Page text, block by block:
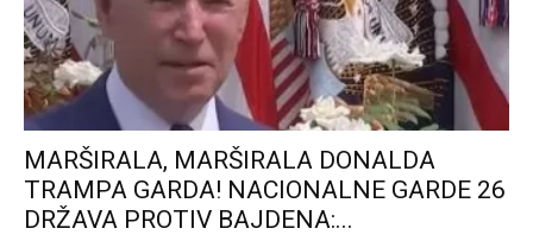
MARŠIRALA, MARŠIRALA DONALDA
TRAMPA GARDA! NACIONALNE GARDE 26
DRŽAVA PROTIV BAJDENA:...